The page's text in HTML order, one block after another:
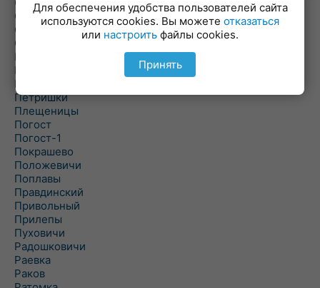
Оношки
Осовец
Острошицкий Городок
Пасека
Пастовичи
Першаи
Петришки
Плещеницы
Погост
Погост-1
Покрашево
Положевичи
Поплавы
Правдинский
Привольный
Прилепы
Пуховичи
Радошковичи
Раевка
Раков
Для обеспечения удобства пользователей сайта
используются cookies. Вы можете отказаться
или настроить файлы cookies.
Принять